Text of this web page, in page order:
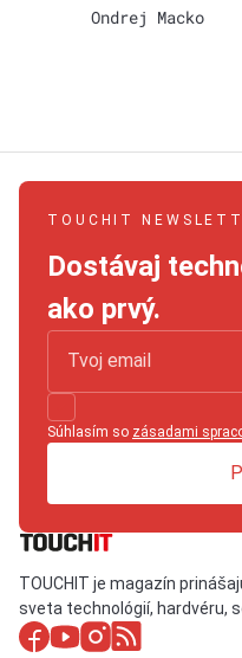
Ondrej Macko
TOUCHIT
Dostávaj
ako prvý.
Súhlasím so zásadami
TOUCHIT je magazín
sveta technológií, hardvéru,